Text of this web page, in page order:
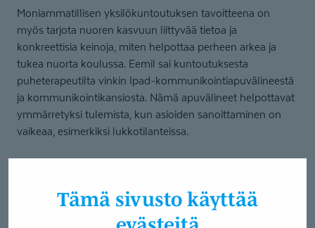
Tämä sivusto käyttää
Moniammatillisen yksilökuntoutuksen tavoitteena on
myös tarjota nuoren kasvuun liittyvää tietoa ja
konkreettisia keinoja, miten helpottaa perheen arkea ja
tukea nuorta koulussa. Eemil sai kuntoutuksesta
puheterapeutilta vinkin Ipad-kommunikointiapuvälineestä
ja kommunikointikansiosta. Nämä apuvälineet helpottavat
ymmärretyksi tulemista, kun asioiden sanoittaminen on
vaikeaa, esimerkiksi lukkotilanteissa.
"Iltapäiviksi vanhemmille järjestetyt asiantuntijaluennot